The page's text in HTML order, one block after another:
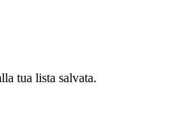
tua lista salvata.